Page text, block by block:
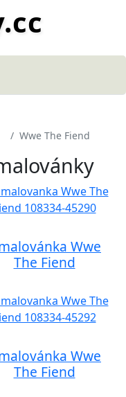
Wwe The Fiend
Wwe
The Fiend
Wwe
The Fiend